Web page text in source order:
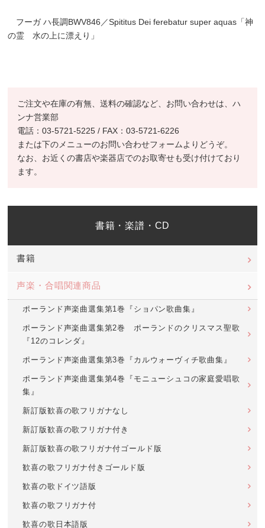
フーガ ハ長調BWV846／Spititus Dei ferebatur super aquas「神
の霊 水の上に漂えり」
ご注文や在庫の有無、送料の確認など、お問い合わせは、ハ
ンナ営業部
電話：03-5721-5225 / FAX：03-5721-6226
または下のメニューのお問い合わせフォームよりどうぞ。
なお、お近くの書店や楽器店でのお取寄せも受け付けており
ます。
書籍・楽譜・CD
書籍
声楽・合唱関連商品
ポーランド声楽曲選集第1巻『ショパン歌曲集』
ポーランド声楽曲選集第2巻 ポーランドのクリスマス聖歌
『12のコレンダ』
ポーランド声楽曲選集第3巻『カルウォーヴィチ歌曲集』
ポーランド声楽曲選集第4巻『モニューシュコの家庭愛唱歌
集』
新訂版歓喜の歌フリガナなし
新訂版歓喜の歌フリガナ付き
新訂版歓喜の歌フリガナ付ゴールド版
歓喜の歌フリガナ付きゴールド版
歓喜の歌ドイツ語版
歓喜の歌フリガナ付
歓喜の歌日本語版